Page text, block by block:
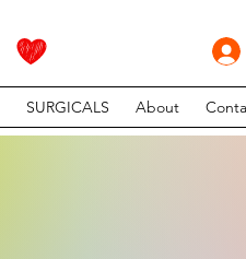
SURGICALS About